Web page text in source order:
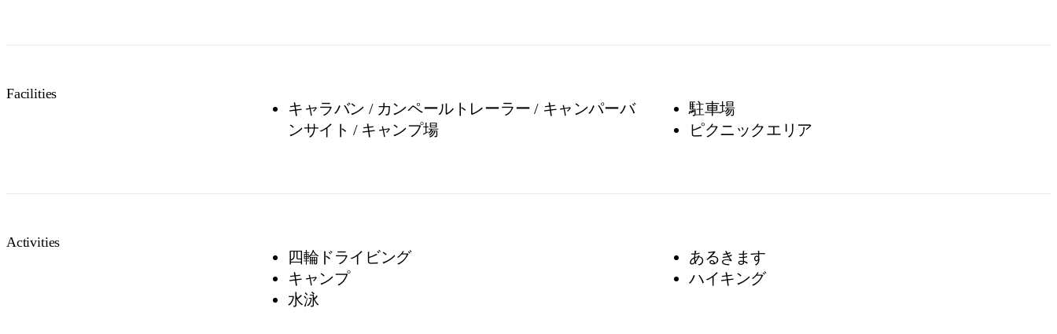
Facilities
キャラバン / カンペールトレーラー / キャンパーバ
ンサイト / キャンプ場
駐車場
ピクニックエリア
Activities
四輪ドライビング
キャンプ
水泳
あるきます
ハイキング